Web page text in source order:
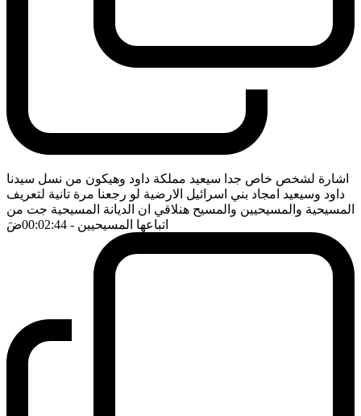
اشارة لشخص خاص جدا سيعيد مملكة داود وهيكون من نسل سيدنا
داود وسيعيد امجاد بني اسرائيل الارضية لو رجعنا مرة تانية لتعريف
المسيحية والمسيحيين والمسيح هنلاقي ان الديانة المسيحية جت من
اتباعها المسيحيين - 00:02:44 ضَ